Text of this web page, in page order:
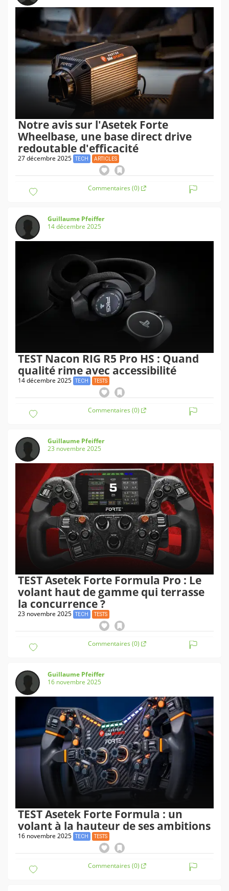
Notre avis sur l'Asetek Forte
Wheelbase, une base direct drive
redoutable d'efficacité
27 décembre 2025 TECH ARTICLES
Commentaires (0)
Guillaume Pfeiffer
14 décembre 2025
TEST Nacon RIG R5 Pro HS : Quand
qualité rime avec accessibilité
14 décembre 2025 TECH TESTS
Commentaires (0)
Guillaume Pfeiffer
23 novembre 2025
TEST Asetek Forte Formula Pro : Le
volant haut de gamme qui terrasse
la concurrence ?
23 novembre 2025 TECH TESTS
Commentaires (0)
Guillaume Pfeiffer
16 novembre 2025
TEST Asetek Forte Formula : un
volant à la hauteur de ses ambitions
16 novembre 2025 TECH TESTS
Commentaires (0)